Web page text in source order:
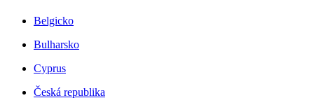
Belgicko
Bulharsko
Cyprus
Česká republika